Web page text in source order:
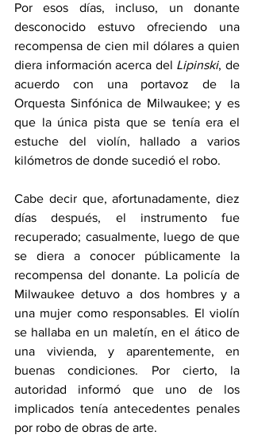
Por esos días, incluso, un donante
desconocido estuvo ofreciendo una
recompensa de cien mil dólares a quien
diera información acerca del Lipinski, de
acuerdo con una portavoz de la
Orquesta Sinfónica de Milwaukee; y es
que la única pista que se tenía era el
estuche del violín, hallado a varios
kilómetros de donde sucedió el robo.
Cabe decir que, afortunadamente, diez
días después, el instrumento fue
recuperado; casualmente, luego de que
se diera a conocer públicamente la
recompensa del donante. La policía de
Milwaukee detuvo a dos hombres y a
una mujer como responsables. El violín
se hallaba en un maletín, en el ático de
una vivienda, y aparentemente, en
buenas condiciones. Por cierto, la
autoridad informó que uno de los
implicados tenía antecedentes penales
por robo de obras de arte.